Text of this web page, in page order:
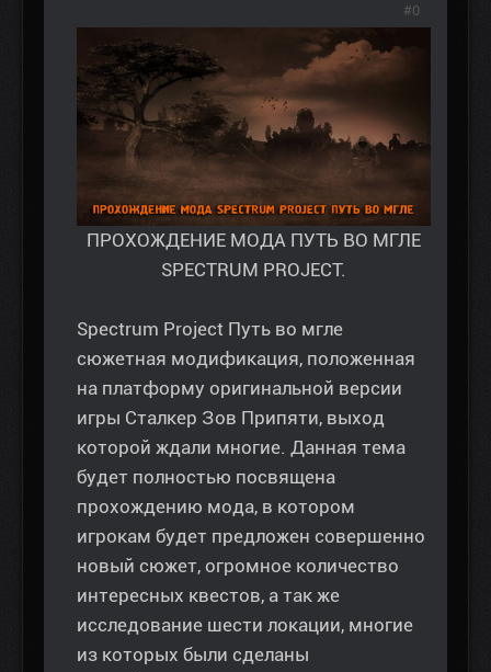
ПРОХОЖДЕНИЕ МОДА ПУТЬ ВО МГЛЕ
SPECTRUM PROJECT.
Spectrum Project Путь во мгле
сюжетная модификация, положенная
на платформу оригинальной версии
игры Сталкер Зов Припяти, выход
которой ждали многие. Данная тема
будет полностью посвящена
прохождению мода, в котором
игрокам будет предложен совершенно
новый сюжет, огромное количество
интересных квестов, а так же
исследование шести локации, многие
из которых были сделаны
#0